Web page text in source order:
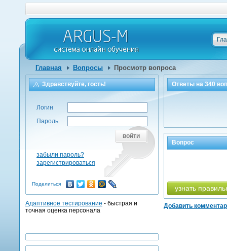
Главная Вопросы Просмотр вопроса
Ответы на340
Вопрос
узнать
Добавить
Здравствуйте, гость!
Логин
Пароль
войти
забыли пароль?
зарегистрироваться
Поделиться
Адаптивное тестирование - быстрая и
точная оценка персонала